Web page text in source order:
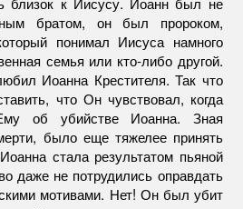
братом, он был пророком,
понимал Иисуса намного
семья или кто-либо другой.
Иоанна Крестителя. Так что
что Он чувствовал, когда
об убийстве Иоанна. Зная
было еще тяжелее принять
стала результатом пьяной
даже не потрудились оправдать
мотивами. Нет! Он был убит